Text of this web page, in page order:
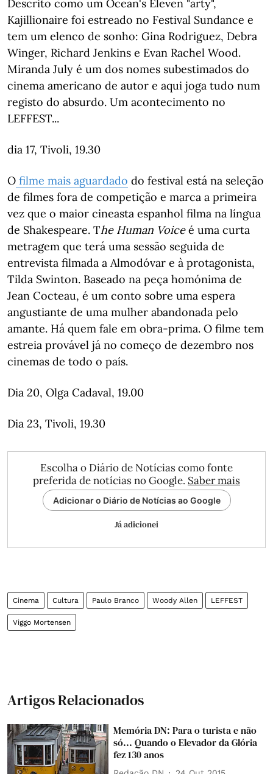
Descrito como um Ocean's Eleven "arty",
Kajillionaire foi estreado no Festival Sundance e
tem um elenco de sonho: Gina Rodriguez, Debra
Winger, Richard Jenkins e Evan Rachel Wood.
Miranda July é um dos nomes subestimados do
cinema americano de autor e aqui joga tudo num
registo do absurdo. Um acontecimento no
LEFFEST...
dia 17, Tivoli, 19.30
O filme mais aguardado do festival está na seleção
de filmes fora de competição e marca a primeira
vez que o maior cineasta espanhol filma na língua
de Shakespeare. TheHuman Voiceé uma curta
metragem que terá uma sessão seguida de
entrevista filmada a Almodóvar e à protagonista,
Tilda Swinton. Baseado na peça homónima de
Jean Cocteau, é um conto sobre uma espera
angustiante de uma mulher abandonada pelo
amante. Há quem fale em obra-prima. O filme tem
estreia provável já no começo de dezembro nos
cinemas de todo o país.
Dia 20, Olga Cadaval, 19.00
Dia 23, Tivoli, 19.30
Escolha o Diário de Notícias como fonte
preferida de notícias no Google. Saber mais
Adicionar o Diário de Notícias ao Google
Já adicionei
Cinema Cultura Paulo Branco Woody Allen LEFFEST
Viggo Mortensen
Artigos Relacionados
Memória DN: Para o turista e não
só... Quando o Elevador da Glória
fez 130 anos